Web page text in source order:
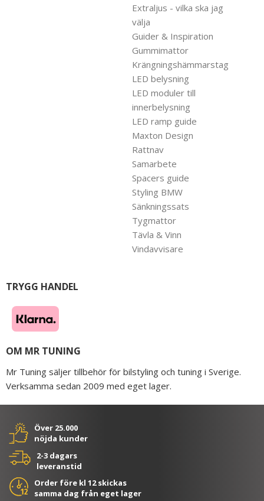
Extraljus - vilka ska jag
välja
Guider & Inspiration
Gummimattor
Krängningshämmarstag
LED belysning
LED moduler till
innerbelysning
LED ramp guide
Maxton Design
Rattnav
Samarbete
Spacers guide
Styling BMW
Sänkningssats
Tygmattor
Tävla & Vinn
Vindavvisare
TRYGG HANDEL
OM MR TUNING
Mr Tuning säljer tillbehör för bilstyling och tuning i Sverige.
Verksamma sedan 2009 med eget lager.
Över 25.000
nöjda kunder
2-3 dagars
leveranstid
Order före kl 12 skickas
samma dag från eget lager